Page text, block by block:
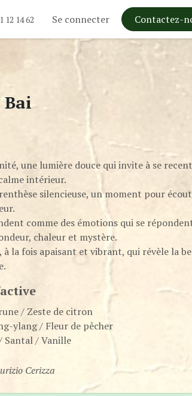
12 14 62 Se connecter Contactez-
Bai
une lumière douce qui invite à se
intérieur.
silencieuse, un moment pour
comme des émotions qui se
chaleur et mystère.
la fois apaisant et vibrant, qui révèle la
/ Zeste de citron
ylang / Fleur de pêcher
Santal / Vanille
Cerizza